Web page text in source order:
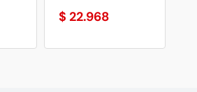
$ 22.968